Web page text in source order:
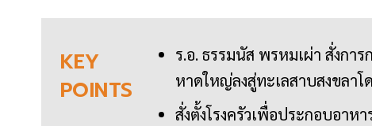
KEY
POINTS
ร.อ. ธรรมนัส พรหมเผ่า สั่งกา
หาดใหญ่ลงสู่ทะเลสาบสงขลาโ
สั่งตั้งโรงครัวเพื่อประกอบอา